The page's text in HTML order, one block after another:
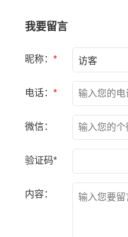
我要留言
昵称： *
电话： *
微信：
验证码*
内容：